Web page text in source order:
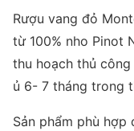
Rượu vang đỏ
từ 100% nho Pinot
thu hoạch thủ công
ủ 6- 7 tháng trong
Sản phẩm phù